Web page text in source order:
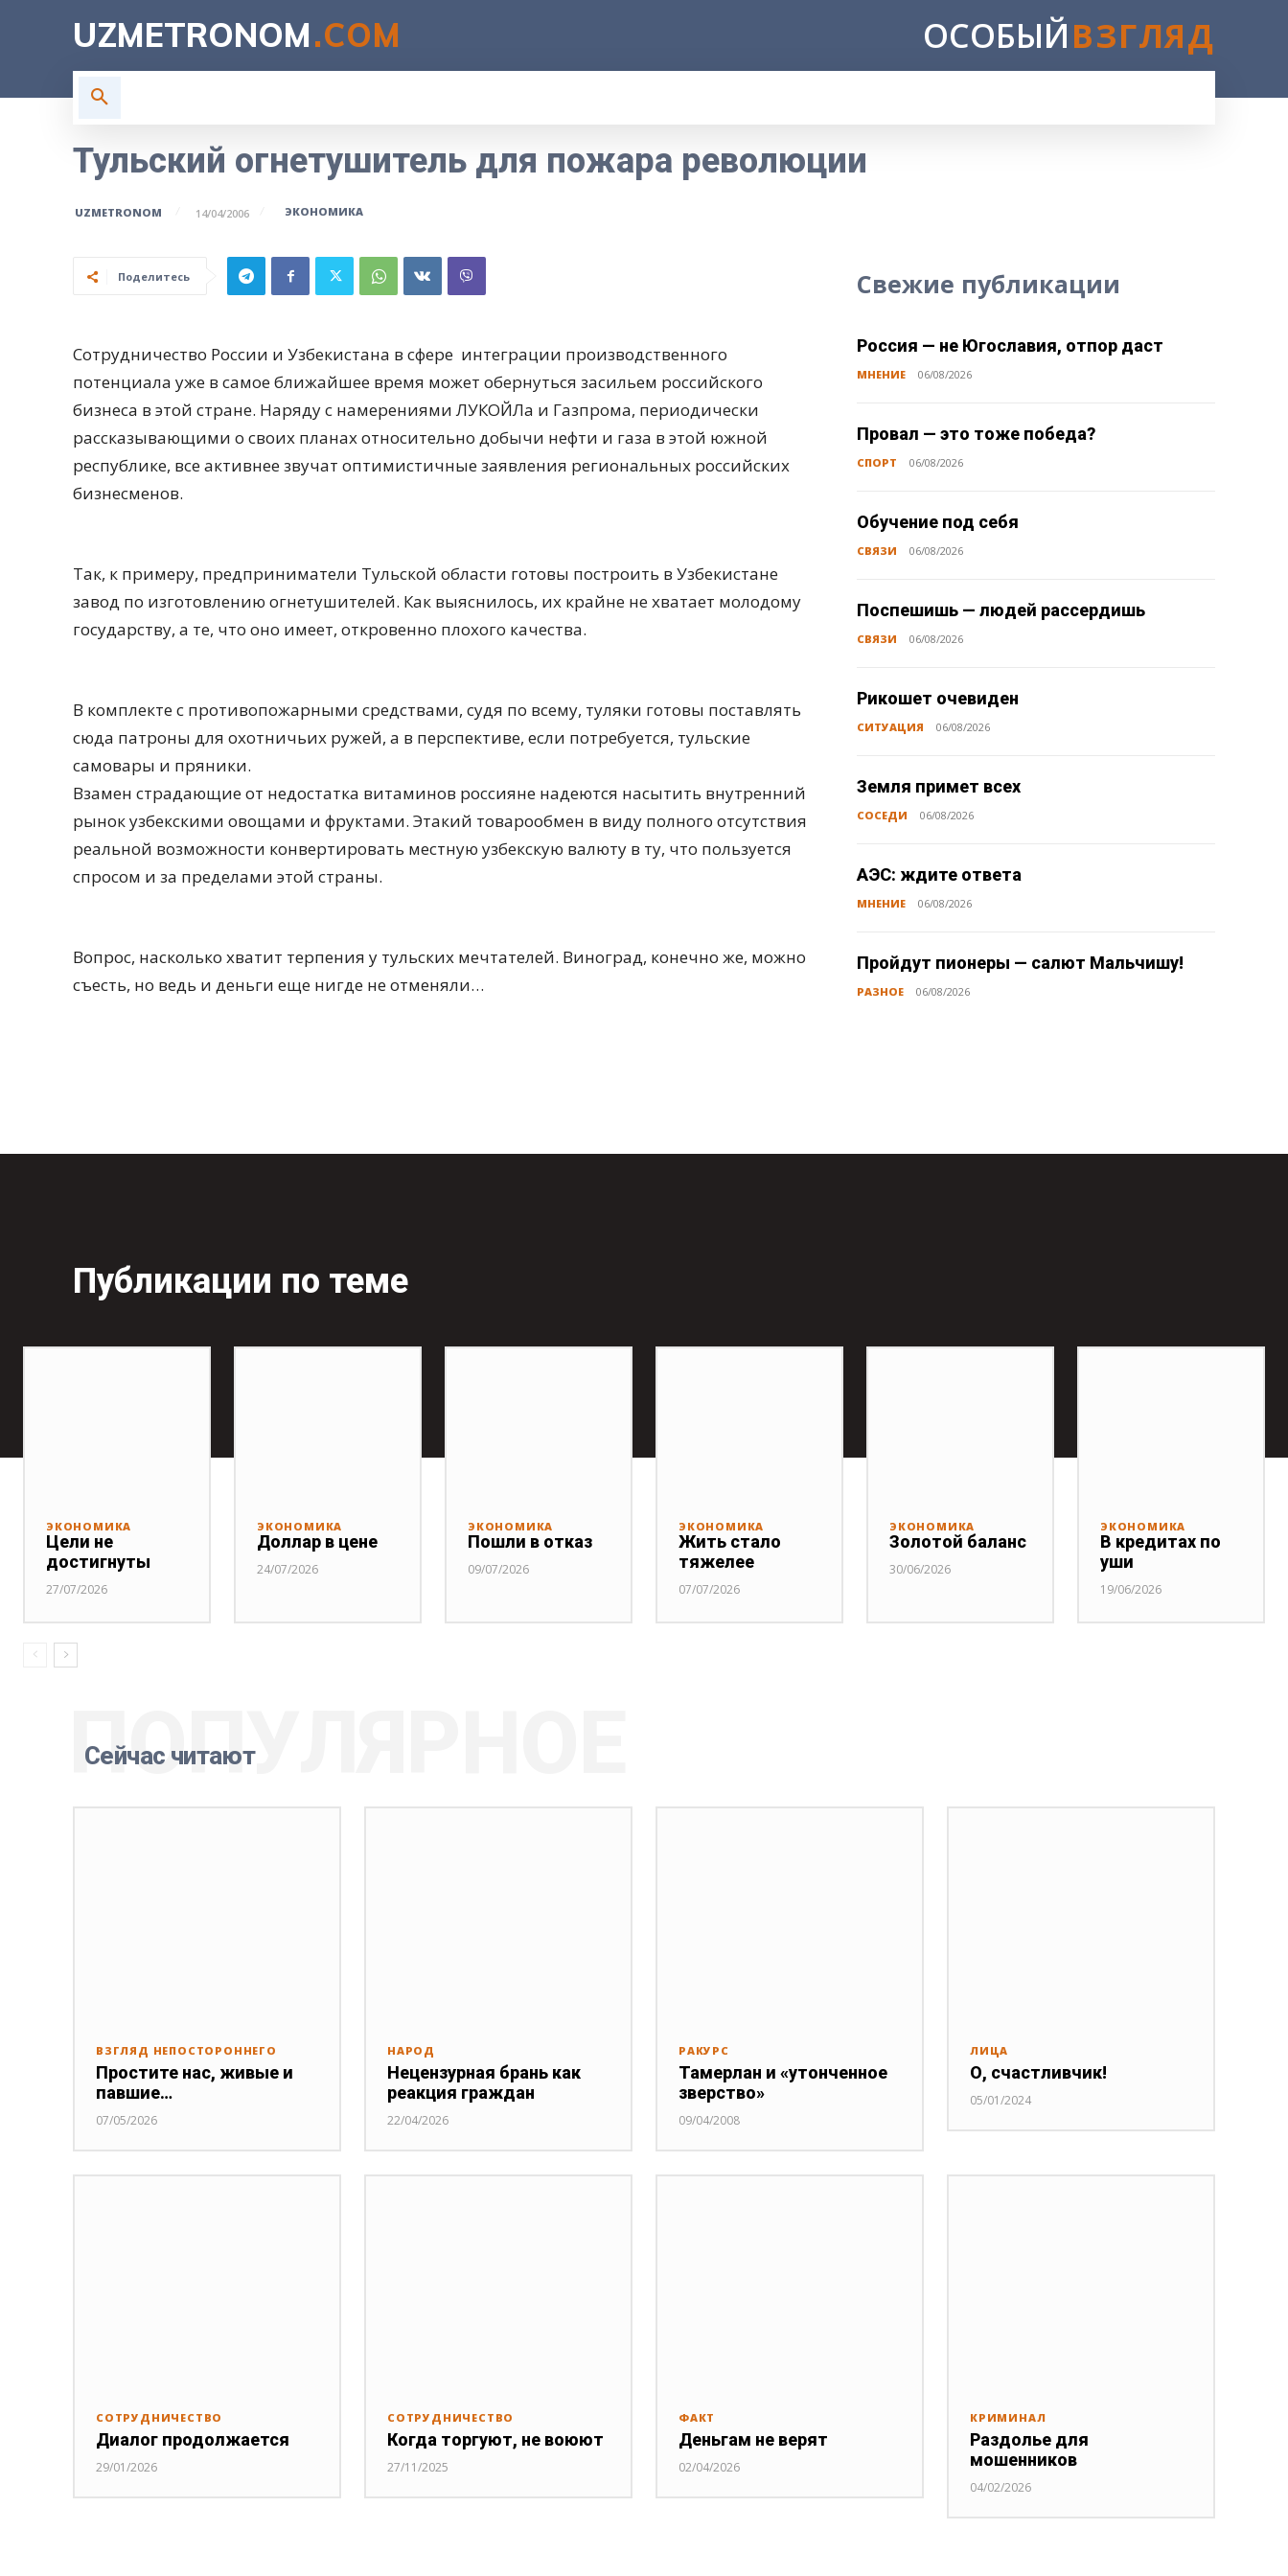
UZMETRONOM.COM ОСОБЫЙВЗГЛЯД
Тульский огнетушитель для пожара революции
UZMETRONOM 14/04/2006 ЭКОНОМИКА
Поделитесь
Сотрудничество России и Узбекистана в сфере интеграции производственного
потенциала уже в самое ближайшее время может обернуться засильем российского
бизнеса в этой стране. Наряду с намерениями ЛУКОЙЛа и Газпрома, периодически
рассказывающими о своих планах относительно добычи нефти и газа в этой южной
республике, все активнее звучат оптимистичные заявления региональных российских
бизнесменов.
Так, к примеру, предприниматели Тульской области готовы построить в Узбекистане
завод по изготовлению огнетушителей. Как выяснилось, их крайне не хватает молодому
государству, а те, что оно имеет, откровенно плохого качества.
В комплекте с противопожарными средствами, судя по всему, туляки готовы поставлять
сюда патроны для охотничьих ружей, а в перспективе, если потребуется, тульские
самовары и пряники.
Взамен страдающие от недостатка витаминов россияне надеются насытить внутренний
рынок узбекскими овощами и фруктами. Этакий товарообмен в виду полного отсутствия
реальной возможности конвертировать местную узбекскую валюту в ту, что пользуется
спросом и за пределами этой страны.
Вопрос, насколько хватит терпения у тульских мечтателей. Виноград, конечно же, можно
съесть, но ведь и деньги еще нигде не отменяли…
Свежие публикации
Россия — не Югославия, отпор даст
МНЕНИЕ 06/08/2026
Провал — это тоже победа?
СПОРТ 06/08/2026
Обучение под себя
СВЯЗИ 06/08/2026
Поспешишь — людей рассердишь
СВЯЗИ 06/08/2026
Рикошет очевиден
СИТУАЦИЯ 06/08/2026
Земля примет всех
СОСЕДИ 06/08/2026
АЭС: ждите ответа
МНЕНИЕ 06/08/2026
Пройдут пионеры — салют Мальчишу!
РАЗНОЕ 06/08/2026
Публикации по теме
ЭКОНОМИКА
Цели не
достигнуты
27/07/2026
ЭКОНОМИКА
Доллар в цене
24/07/2026
ЭКОНОМИКА
Пошли в отказ
09/07/2026
ЭКОНОМИКА
Жить стало
тяжелее
07/07/2026
ЭКОНОМИКА
Золотой баланс
30/06/2026
ЭКОНОМИКА
В кредитах по
уши
19/06/2026
Сейчас читают
ПОПУЛЯРНОЕ
ВЗГЛЯД НЕПОСТОРОННЕГО
Простите нас, живые и
павшие…
07/05/2026
НАРОД
Нецензурная брань как
реакция граждан
22/04/2026
РАКУРС
Тамерлан и «утонченное
зверство»
09/04/2008
ЛИЦА
О, счастливчик!
05/01/2024
СОТРУДНИЧЕСТВО
Диалог продолжается
29/01/2026
СОТРУДНИЧЕСТВО
Когда торгуют, не воюют
27/11/2025
ФАКТ
Деньгам не верят
02/04/2026
КРИМИНАЛ
Раздолье для
мошенников
04/02/2026